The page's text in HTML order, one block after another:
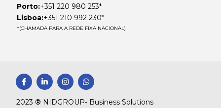
Porto:+351 220 980 253*
Lisboa:+351 210 992 230*
*(CHAMADA PARA A REDE FIXA NACIONAL)
F
a
c
e
L
i
n
k
I
n
s
t
W
h
a
2023 ® NIDGROUP- Business Solutions